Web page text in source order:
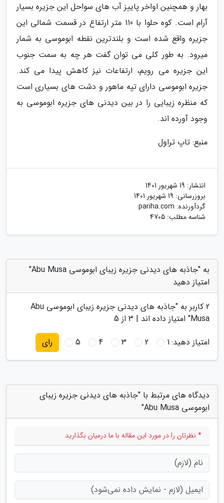
بهار و همچنین اواخر پاییز آب های سواحل این جزیره بسیار
آرام است. کوه حلوا با 110 متر ارتفاع در قسمت شمالی این
جزیره واقع شده است و بلندترین نقطه ابوموسی به شمار
میرود. به طور کلی می توان گفت هر چه به سمت جنوب
این جزیره می رویم، ارتفاعات نیز کاهش پیدا می کند.
جزیره ابوموسی دارای تپه ماهور و دشت های بسیاری است
که منظره زیبایی را در بین دیدنی های جزیره ابوموسی به
وجود آورده اند.
منبع: تاپ تراول
انتشار: 19 شهریور 1401
بروزرسانی: 19 شهریور 1401
گردآورنده: pariha.com
شناسه مطلب: 4705
به "جاذبه های دیدنی جزیره زیبای ابوموسی Abu Musa"
امتیاز دهید
2 کاربر به "
جاذبه های دیدنی جزیره زیبای ابوموسی Abu
Musa" امتیاز داده اند | 3 از 5
امتیاز دهید:1
2
3
4
5 رای
دیدگاه های مرتبط با "جاذبه های دیدنی جزیره زیبای
ابوموسی Abu Musa"
* نظرتان را در مورد این مقاله با ما درمیان بگذارید